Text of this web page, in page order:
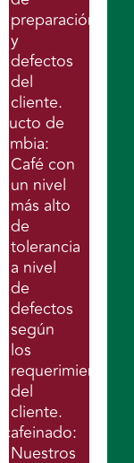
preparación
y
defectos
del
cliente.
de
Café con
un nivel
más alto
de
tolerancia
a nivel
de
defectos
según
los
requerimientos
del
cliente.
Nuestros